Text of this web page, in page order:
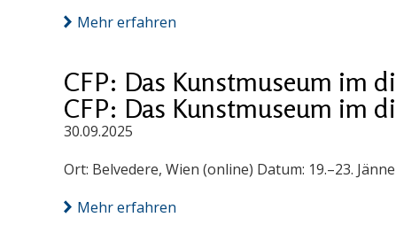
Mehr erfahren
CFP: Das Kunstmuseum im
CFP: Das Kunstmuseum im
30.09.2025
Ort: Belvedere, Wien (online) Datum: 19.–23.
Mehr erfahren